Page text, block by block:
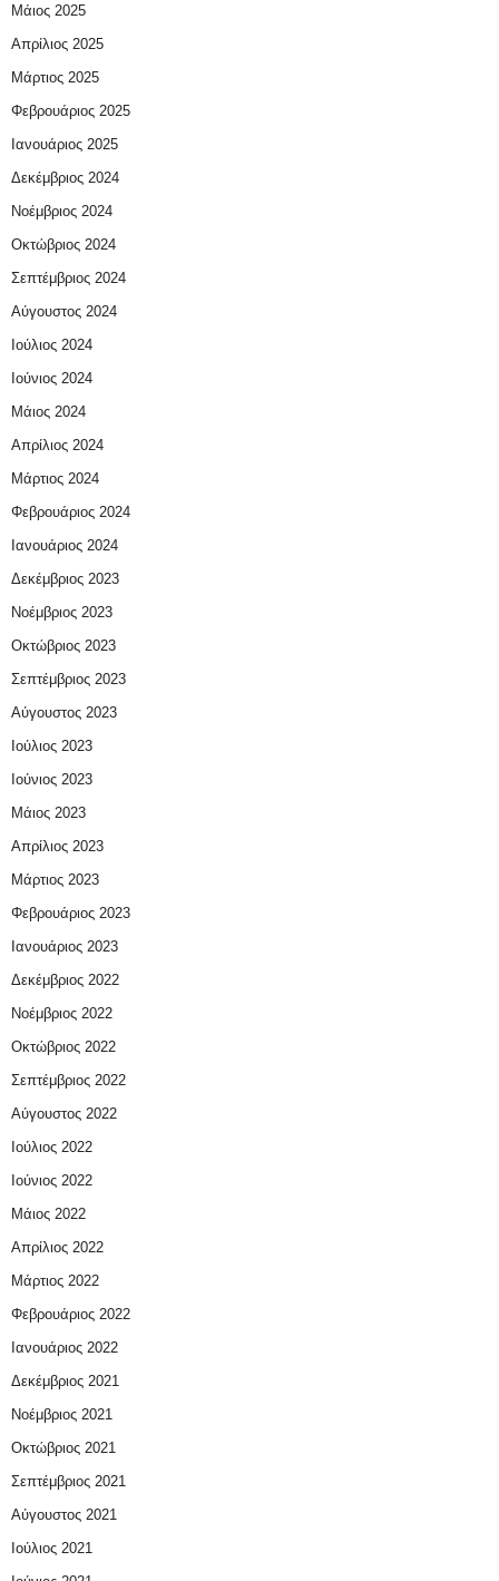
Μάιος 2025
Απρίλιος 2025
Μάρτιος 2025
Φεβρουάριος 2025
Ιανουάριος 2025
Δεκέμβριος 2024
Νοέμβριος 2024
Οκτώβριος 2024
Σεπτέμβριος 2024
Αύγουστος 2024
Ιούλιος 2024
Ιούνιος 2024
Μάιος 2024
Απρίλιος 2024
Μάρτιος 2024
Φεβρουάριος 2024
Ιανουάριος 2024
Δεκέμβριος 2023
Νοέμβριος 2023
Οκτώβριος 2023
Σεπτέμβριος 2023
Αύγουστος 2023
Ιούλιος 2023
Ιούνιος 2023
Μάιος 2023
Απρίλιος 2023
Μάρτιος 2023
Φεβρουάριος 2023
Ιανουάριος 2023
Δεκέμβριος 2022
Νοέμβριος 2022
Οκτώβριος 2022
Σεπτέμβριος 2022
Αύγουστος 2022
Ιούλιος 2022
Ιούνιος 2022
Μάιος 2022
Απρίλιος 2022
Μάρτιος 2022
Φεβρουάριος 2022
Ιανουάριος 2022
Δεκέμβριος 2021
Νοέμβριος 2021
Οκτώβριος 2021
Σεπτέμβριος 2021
Αύγουστος 2021
Ιούλιος 2021